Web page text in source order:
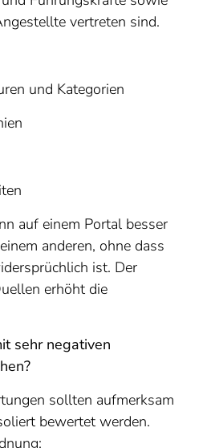
vertreten sind.
und Kategorien
auf einem Portal besser
anderen, ohne dass
ist. Der
erhöht die
sehr negativen
sollten aufmerksam
bewertet werden.